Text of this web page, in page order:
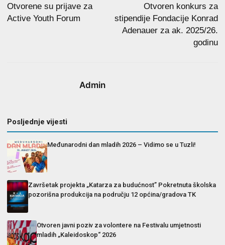
Otvorene su prijave za
Active Youth Forum
Otvoren konkurs za
stipendije Fondacije Konrad
Adenauer za ak. 2025/26.
godinu
Admin
Posljednje vijesti
Međunarodni dan mladih 2026 – Vidimo se u Tuzli!
Završetak projekta „Katarza za budućnost” Pokretnuta školska
pozorišna produkcija na području 12 općina/gradova TK
Otvoren javni poziv za volontere na Festivalu umjetnosti
mladih „Kaleidoskop“ 2026